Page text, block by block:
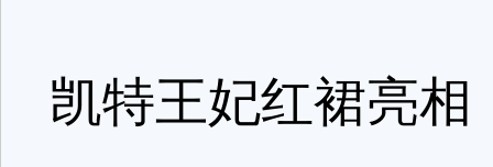
凯特王妃红裙亮相